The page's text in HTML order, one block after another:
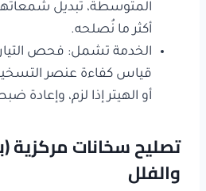
المتوسطة، تبديل
أكثر ما نُصلحه.
الخدمة تشمل: فحص التيار
قياس كفاءة عنصر
أو الهيتر إذا لزم، وإعادة
تصليح سخانات مركزية
والفلل